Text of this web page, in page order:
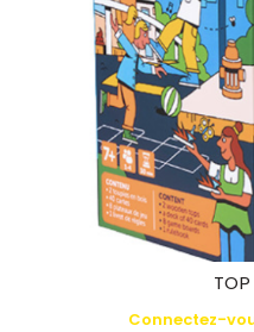
Connectez-